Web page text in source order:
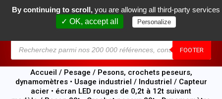
FOOTER
0
Accueil / Pesage / Pesons, crochets peseurs,
dynamomètres • Usage industriel / Industriel / Capteur
acier • écran LED rouges de 0,2t à 12t suivant
By continuing to scroll, you are allowing all third-party services
✓ OK, accept all
Personalize